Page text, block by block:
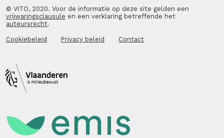
© VITO, 2020. Voor de informatie op deze site gelden een
vrijwaringsclausule en een verklaring betreffende het
auteursrecht.
Cookiebeleid Privacy beleid Contact